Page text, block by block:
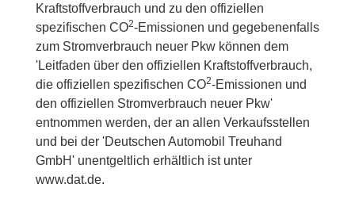
Kraftstoffverbrauch und zu den offiziellen
spezifischen CO2-Emissionen und gegebenenfalls
zum Stromverbrauch neuer Pkw können dem
'Leitfaden über den offiziellen Kraftstoffverbrauch,
die offiziellen spezifischen CO2-Emissionen und
den offiziellen Stromverbrauch neuer Pkw'
entnommen werden, der an allen Verkaufsstellen
und bei der 'Deutschen Automobil Treuhand
GmbH' unentgeltlich erhältlich ist unter
www.dat.de.